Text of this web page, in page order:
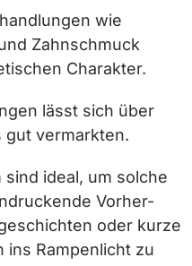
wie
Zahnschmuck
Charakter.
lässt sich über
gut vermarkten.
ideal, um solche
Vorher-
oder kurze
ins Rampenlicht zu